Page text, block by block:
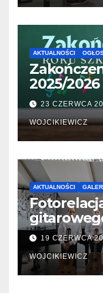
AKTUALNOŚCI
2025/2026
23 CZERWCA
WOJCIKIEWICZ
AKTUALNOŚCI
19 CZERWCA
WOJCIKIEWICZ